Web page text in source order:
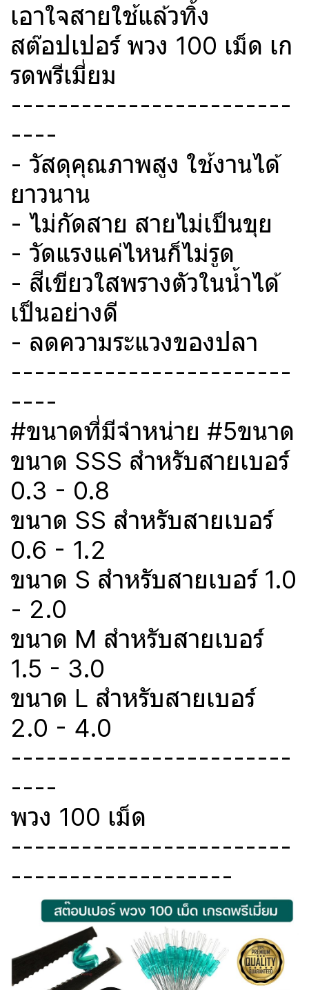
เอาใจสายใช้แล้วทิ้ง
สต๊อปเปอร์ พวง 100 เม็ด เก
รดพรีเมี่ยม
------------------------
----
- วัสดุคุณภาพสูง ใช้งานได้
ยาวนาน
- ไม่กัดสาย สายไม่เป็นขุย
- วัดแรงแค่ไหนก็ไม่รูด
- สีเขียวใสพรางตัวในน้ำได้
เป็นอย่างดี
- ลดความระแวงของปลา
------------------------
----
#ขนาดที่มีจำหน่าย #5ขนาด
ขนาด SSS สำหรับสายเบอร์
0.3 - 0.8
ขนาด SS สำหรับสายเบอร์
0.6 - 1.2
ขนาด S สำหรับสายเบอร์ 1.0
- 2.0
ขนาด M สำหรับสายเบอร์
1.5 - 3.0
ขนาด L สำหรับสายเบอร์
2.0 - 4.0
------------------------
----
พวง 100 เม็ด
------------------------
-------------------